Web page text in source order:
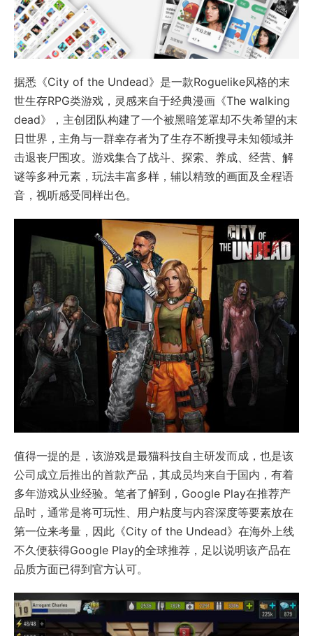
据悉《City of the Undead》是一款Roguelike风格的末
世生存RPG类游戏，灵感来自于经典漫画《The walking
dead》，主创团队构建了一个被黑暗笼罩却不失希望的末
日世界，主角与一群幸存者为了生存不断搜寻未知领域并
击退丧尸围攻。游戏集合了战斗、探索、养成、经营、解
谜等多种元素，玩法丰富多样，辅以精致的画面及全程语
音，视听感受同样出色。
值得一提的是，该游戏是最猫科技自主研发而成，也是该
公司成立后推出的首款产品，其成员均来自于国内，有着
多年游戏从业经验。笔者了解到，Google Play在推荐产
品时，通常是将可玩性、用户粘度与内容深度等要素放在
第一位来考量，因此《City of the Undead》在海外上线
不久便获得Google Play的全球推荐，足以说明该产品在
品质方面已得到官方认可。